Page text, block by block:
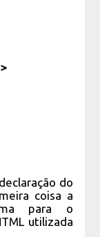
do
coisa a
para o
utilizada